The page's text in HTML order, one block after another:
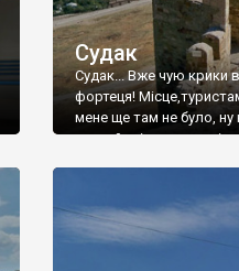
Судак
Судак... Вже чую крики
фортеця!
мене ще там не було, ну
принаймні до цього літа.